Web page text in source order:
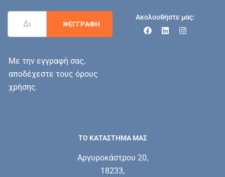
ΕΓΓΡΑΦΗ
Με την εγγραφή σας,
αποδέχεστε τους όρους
χρήσης.
Ακολουθήστε μας:
ΤΟ ΚΑΤΑΣΤΗΜΑ ΜΑΣ
Αργυροκάστρου 20,
18233,